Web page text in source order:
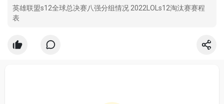
英雄联盟s12全球总决赛八强分组情况 2022LOLs12淘汰赛赛程
表